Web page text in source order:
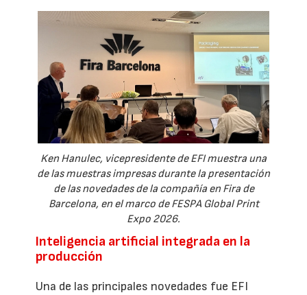
Ken Hanulec, vicepresidente de EFI muestra una
de las muestras impresas durante la presentación
de las novedades de la compañía en Fira de
Barcelona, en el marco de FESPA Global Print
Expo 2026.
Inteligencia artificial integrada en la
producción
Una de las principales novedades fue EFI